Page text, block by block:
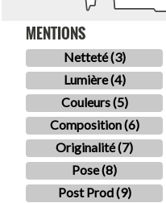
MENTIONS
Netteté (3)
Lumière (4)
Couleurs (5)
Composition (6)
Originalité (7)
Pose (8)
Post Prod (9)